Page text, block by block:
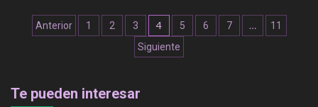
Navegación
Anterior 1 2 3 4 5 6 7 …
11
Siguiente
Te pueden interesar